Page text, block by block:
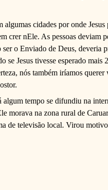
algumas cidades por onde Jesus
crer nEle. As pessoas deviam
ser o Enviado de Deus, deveria
se Jesus tivesse esperado
nós também iríamos querer
algum tempo se difundiu na
morava na zona rural de
de televisão local. Virou